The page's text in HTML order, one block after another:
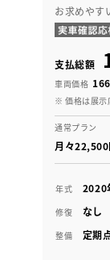
お求めやす
支払総額
車両価格
※ 価格は展示
通常プラン
月々22,500
年式 2020
修復 なし
整備 定期